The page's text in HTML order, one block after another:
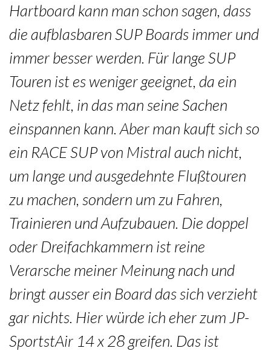
Hartboard kann man schon sagen, dass
die aufblasbaren SUP Boards immer und
immer besser werden. Für lange SUP
Touren ist es weniger geeignet, da ein
Netz fehlt, in das man seine Sachen
einspannen kann. Aber man kauft sich so
ein RACE SUP von Mistral auch nicht,
um lange und ausgedehnte Flußtouren
zu machen, sondern um zu Fahren,
Trainieren und Aufzubauen. Die doppel
oder Dreifachkammern ist reine
Verarsche meiner Meinung nach und
bringt ausser ein Board das sich verzieht
gar nichts. Hier würde ich eher zum JP-
SportstAir 14 x 28 greifen. Das ist